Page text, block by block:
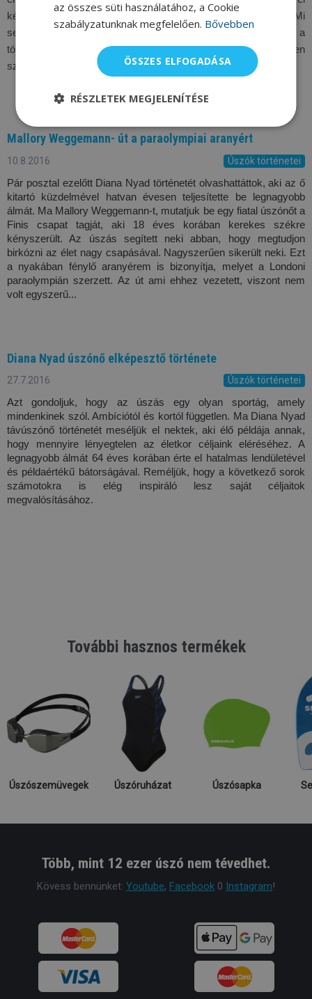
később már a himnuszt halgatta a dobogón, Londonban. Mi
segítette át a nehéz időkön, és hogyan szemléli a handicap-et a
többi paraolympiai sportoló, akik eredetileg a hadseregben
szolgáltak?
Mallory Weggemann- út a paraolympiai aranyért
10.8.2016
Úszók történetei
Pár posztal ezelőtt Diana Nyad történetét olvashattáttok, aki az ő
kitartó küzdelmével hatvan évesen teljesítette
be legnagyobb
álmát. Ma Mallory Weggemann-t, mutatjuk be egy fiatal úszónőt a
Finis csapat tagját, aki 18 éves korában kerekes székre
kényszerült. Az úszás segített neki abban, hogy megtudjon
birkózni az élet nagy csapásával. Nagyszerűen sikerült neki. Ezt
paraolympián szerzett. Az út ami ehhez vezetett, viszont nem
volt egyszerű...
Diana Nyad úszónő elképesztő története
27.7.2016
Úszók történetei
Azt gondoljuk, hogy az úszás egy olyan sportág, amely
mindenkinek szól. Ambíciótól és kortól független. Ma Diana Nyad
távúszónő történetét meséljük el nektek, aki élő példája annak,
hogy mennyire lényegtelen az életkor céljaink eléréséhez. A
legnagyobb álmát 64 éves korában érte el hatalmas lendületével
és példaértékű bátorságával. Reméljük, hogy a következő sorok
számotokra is elég inspiráló lesz saját céljaitok
megvalósításához.
További hasznos termékek
Úszószemüvegek Úszóruházat Úszósapka
Több, mint 12 ezer úszó nem tévedhet.
Kövess bennünket: Youtube, Facebook 0 Instagram!
az összes süti használatához, a Cookie
szabályzatunknak megfelelően. Bővebben
ÖSSZES ELFOGADÁSA
RÉSZLETEK MEGJELENÍTÉSE